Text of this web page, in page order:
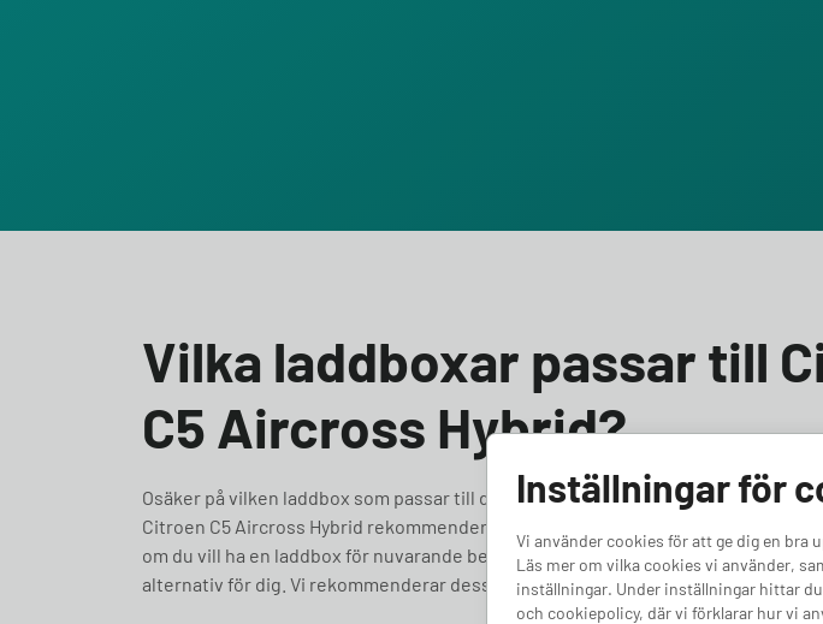
Vilka laddboxar passar till
C5 Aircross Hybrid?
Osäker på vilken laddbox som passar till din Citroen C5 Aircross Hybrid? Vi hjälper
Citroen C5 Aircross Hybrid rekommenderar vi att du väljer en laddbox med minst
om du vill ha en laddbox för nuvarande behov eller framtidssäkra för en
alternativ för dig. Vi rekommenderar dessa laddboxar för Citroen C5 Aircross
Inställningar för
Vi använder cookies för att ge dig en bra
Läs mer om vilka cookies vi använder,
inställningar. Under inställningar hittar
och cookiepolicy, där vi förklarar hur vi